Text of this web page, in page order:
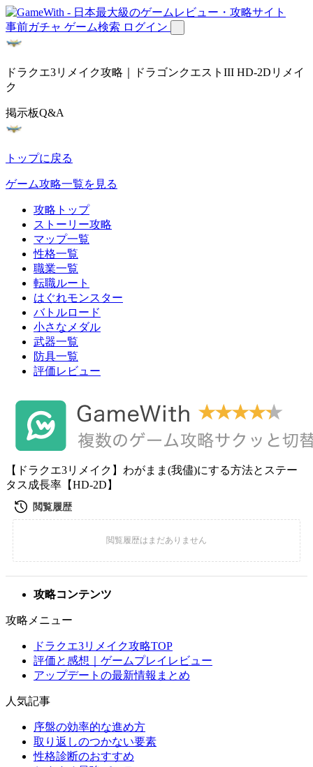
事前ガチャ ゲーム検索 ログイン
ドラクエ3リメイク攻略｜ドラゴンクエストIII HD-2Dリメイ
ク
掲示板Q&A
トップに戻る
ゲーム攻略一覧を見る
攻略トップ
ストーリー攻略
マップ一覧
性格一覧
職業一覧
転職ルート
はぐれモンスター
バトルロード
小さなメダル
武器一覧
防具一覧
評価レビュー
【ドラクエ3リメイク】わがまま(我儘)にする方法とステー
タス成長率【HD-2D】
攻略コンテンツ
攻略メニュー
ドラクエ3リメイク攻略TOP
評価と感想｜ゲームプレイレビュー
アップデートの最新情報まとめ
人気記事
序盤の効率的な進め方
取り返しのつかない要素
性格診断のおすすめ